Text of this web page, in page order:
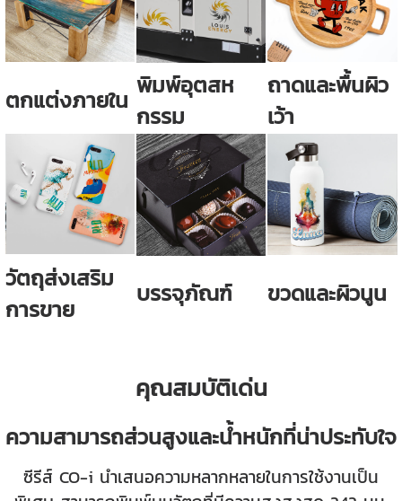
ตกแต่งภายใน พิมพ์อุตสห
กรรม
ถาดและพื้นผิว
เว้า
วัตถุส่งเสริม
การขาย
บรรจุภัณฑ์ ขวดและผิวนูน
คุณสมบัติเด่น
ความสามารถส่วนสูงและน้ำหนักที่น่าประทับใจ
ซีรีส์ CO-i นำเสนอความหลากหลายในการใช้งานเป็น